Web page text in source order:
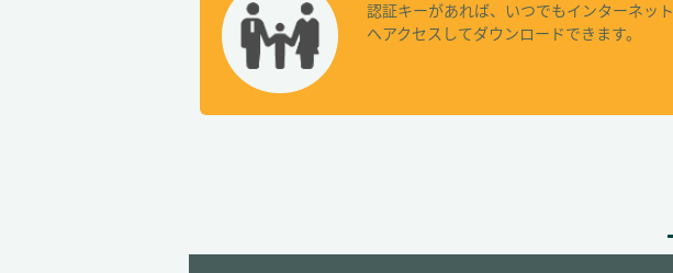
認証キーがあれば、いつでもインターネット
へアクセスしてダウンロードできます。